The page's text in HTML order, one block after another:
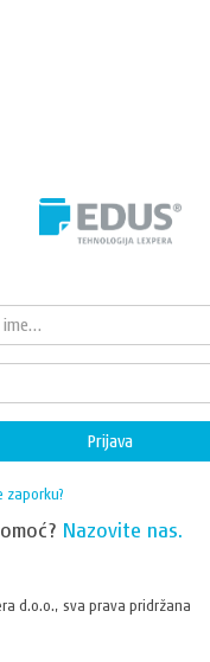
Prijava
zaporku?
Nazovite nas.
d.o.o., sva prava pridržana